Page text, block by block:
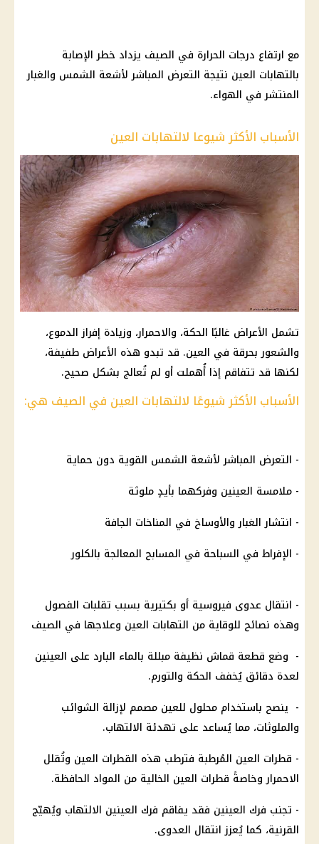
مع ارتفاع درجات الحرارة في الصيف يزداد خطر الإصابة
بالتهابات العين نتيجة التعرض المباشر لأشعة الشمس والغبار
المنتشر في الهواء.
الأسباب الأكثر شيوعا لالتهابات العين
تشمل الأعراض غالبًا الحكة، والاحمرار، وزيادة إفراز الدموع،
والشعور بحرقة في العين. قد تبدو هذه الأعراض طفيفة،
لكنها قد تتفاقم إذا أُهملت أو لم تُعالج بشكل صحيح.
الأسباب الأكثر شيوعًا لالتهابات العين في الصيف هي:
- التعرض المباشر لأشعة الشمس القوية دون حماية
- ملامسة العينين وفركهما بأيدٍ ملوثة
- انتشار الغبار والأوساخ في المناخات الجافة
- الإفراط في السباحة في المسابح المعالجة بالكلور
- انتقال عدوى فيروسية أو بكتيرية بسبب تقلبات الفصول
وهذه نصائح للوقاية من التهابات العين وعلاجها في الصيف
- وضع قطعة قماش نظيفة مبللة بالماء البارد على العينين
لعدة دقائق يُخفف الحكة والتورم.
- ينصح باستخدام محلول للعين مصمم لإزالة الشوائب
والملوثات، مما يُساعد على تهدئة الالتهاب.
- قطرات العين المُرطبة فترطب هذه القطرات العين وتُقلل
الاحمرار وخاصةً قطرات العين الخالية من المواد الحافظة.
- تجنب فرك العينين فقد يفاقم فرك العينين الالتهاب ويُهيّج
القرنية، كما يُعزز انتقال العدوى.